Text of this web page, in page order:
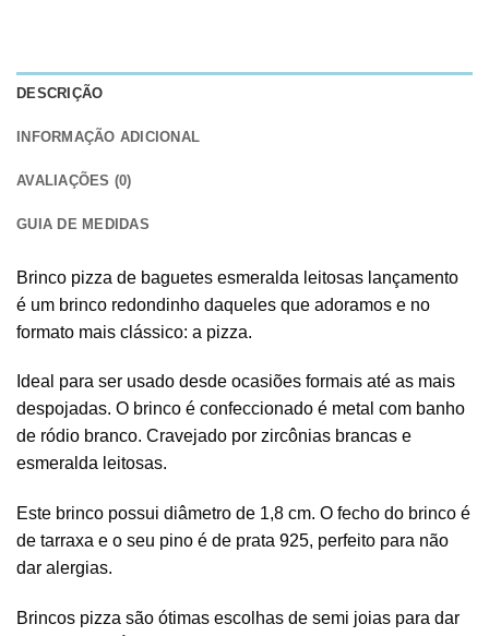
DESCRIÇÃO
INFORMAÇÃO ADICIONAL
AVALIAÇÕES (0)
GUIA DE MEDIDAS
Brinco pizza de baguetes esmeralda leitosas lançamento
é um brinco redondinho daqueles que adoramos e no
formato mais clássico: a pizza.
Ideal para ser usado desde ocasiões formais até as mais
despojadas. O brinco é confeccionado é metal com banho
de ródio branco. Cravejado por zircônias brancas e
esmeralda leitosas.
Este brinco possui diâmetro de 1,8 cm. O fecho do brinco é
de tarraxa e o seu pino é de prata 925, perfeito para não
dar alergias.
Brincos pizza são ótimas escolhas de semi joias para dar